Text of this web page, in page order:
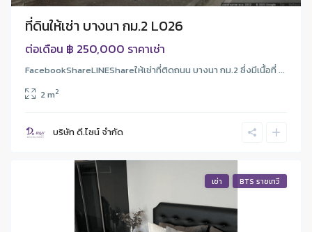
ที่ดินให้เช่า บางนา กม.2 L026
ต่อเดือน ฿ 250,000 ราคาเช่า
FacebookShareLINEShareให้เช่าที่ติดถนน บางนา กม.2 ซึ่งมีเนื้อที่ ...
2 m2
บริษัท ดี.ไซน์ จํากัด
เช่า BTS ราชเทวี